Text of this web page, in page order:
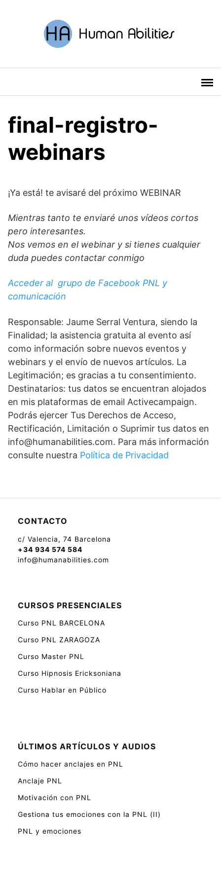
final-registro-
webinars
¡Ya está! te avisaré del próximo WEBINAR
Mientras tanto te enviaré unos vídeos cortos
pero interesantes.
Nos vemos en el webinar y si tienes cualquier
duda puedes contactar conmigo
Acceder al grupo de Facebook PNL y
comunicación
Responsable: Jaume Serral Ventura, siendo la
Finalidad; la asistencia gratuita al evento así
como información sobre nuevos eventos y
webinars y el envío de nuevos artículos. La
Legitimación; es gracias a tu consentimiento.
Destinatarios: tus datos se encuentran alojados
en mis plataformas de email Activecampaign.
Podrás ejercer Tus Derechos de Acceso,
Rectificación, Limitación o Suprimir tus datos en
info@humanabilities.com. Para más información
consulte nuestra Política de Privacidad
CONTACTO
c/ Valencia, 74 Barcelona
+34 934 574 584
info@humanabilities.com
CURSOS PRESENCIALES
Curso PNL BARCELONA
Curso PNL ZARAGOZA
Curso Master PNL
Curso Hipnosis Ericksoniana
Curso Hablar en Público
ÚLTIMOS ARTÍCULOS Y AUDIOS
Cómo hacer anclajes en PNL
Anclaje PNL
Motivación con PNL
Gestiona tus emociones con la PNL (II)
PNL y emociones